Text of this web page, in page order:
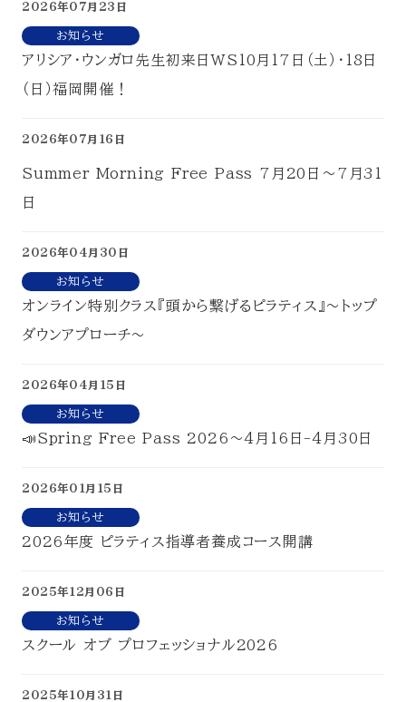
2026年07月23日
お知らせ
アリシア・ウンガロ先生初来日WS10月17日（土）・18日
（日）福岡開催！
2026年07月16日
Summer Morning Free Pass 7月20日～7月31
日
2026年04月30日
お知らせ
オンライン特別クラス『頭から繋げるピラティス』～トップ
ダウンアプローチ～
2026年04月15日
お知らせ
📣Spring Free Pass 2026～4月16日-4月30日
2026年01月15日
お知らせ
2026年度 ピラティス指導者養成コース開講
2025年12月06日
お知らせ
スクール オブ プロフェッショナル2026
2025年10月31日